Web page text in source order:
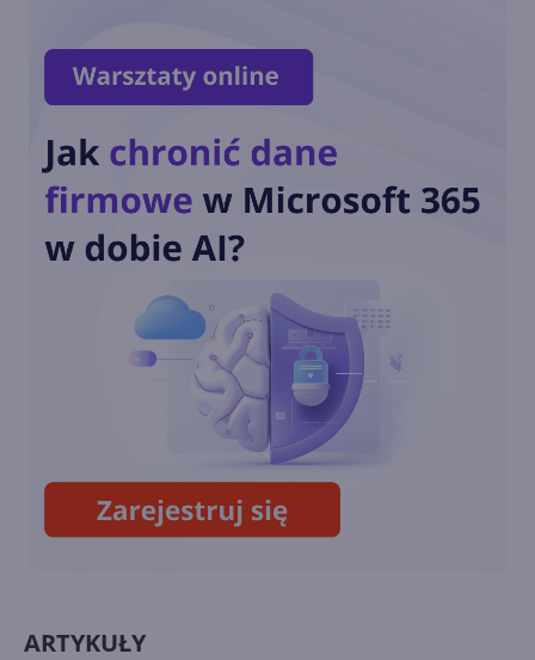
Xbox na Windows
Call of Duty: Black Ops 6 od
Zagramy w posiadane gry w
ramach Xbox Cloud Gaming
ARTYKUŁY